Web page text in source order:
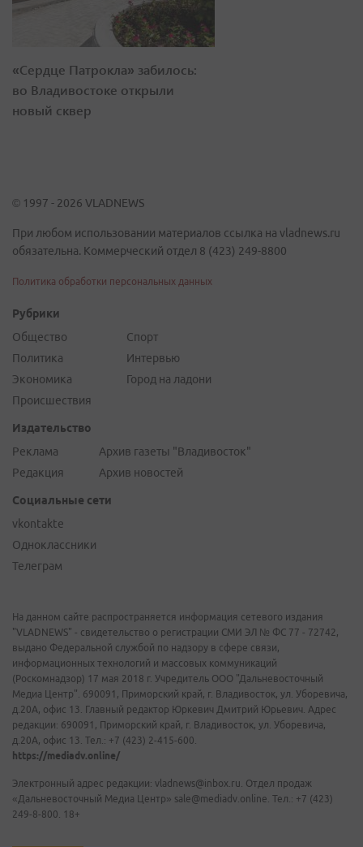
«Сердце Патрокла» забилось:
во Владивостоке открыли
новый сквер
© 1997 - 2026 VLADNEWS
При любом использовании материалов ссылка на vladnews.ru
обязательна. Коммерческий отдел 8 (423) 249-8800
Политика обработки персональных данных
Рубрики
Общество
Политика
Экономика
Происшествия
Спорт
Интервью
Город на ладони
Издательство
Реклама
Редакция
Архив газеты "Владивосток"
Архив новостей
Социальные сети
vkontakte
Одноклассники
Телеграм
На данном сайте распространяется информация сетевого издания
"VLADNEWS" - свидетельство о регистрации СМИ ЭЛ № ФС 77 - 72742,
выдано Федеральной службой по надзору в сфере связи,
информационных технологий и массовых коммуникаций
(Роскомнадзор) 17 мая 2018 г. Учредитель ООО "Дальневосточный
Медиа Центр". 690091, Приморский край, г. Владивосток, ул. Уборевича,
д.20А, офис 13. Главный редактор Юркевич Дмитрий Юрьевич. Адрес
редакции: 690091, Приморский край, г. Владивосток, ул. Уборевича,
д.20А, офис 13. Тел.: +7 (423) 2-415-600.
https://mediadv.online/
Электронный адрес редакции: vladnews@inbox.ru. Отдел продаж
«Дальневосточный Медиа Центр» sale@mediadv.online. Тел.: +7 (423)
249-8-800. 18+